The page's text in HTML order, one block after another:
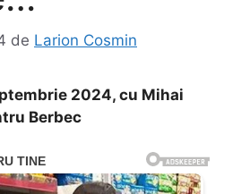
de Larion Cosmin
2024, cu Mihai
Berbec